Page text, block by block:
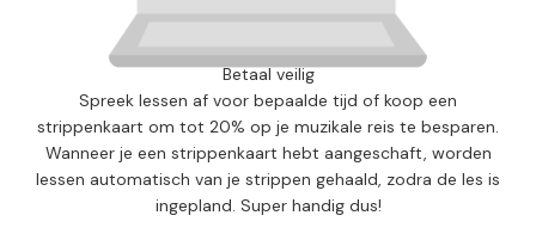
Betaal veilig
Spreek lessen af voor bepaalde tijd of koop een
strippenkaart om tot 20% op je muzikale reis te besparen.
Wanneer je een strippenkaart hebt aangeschaft, worden
lessen automatisch van je strippen gehaald, zodra de les is
ingepland. Super handig dus!